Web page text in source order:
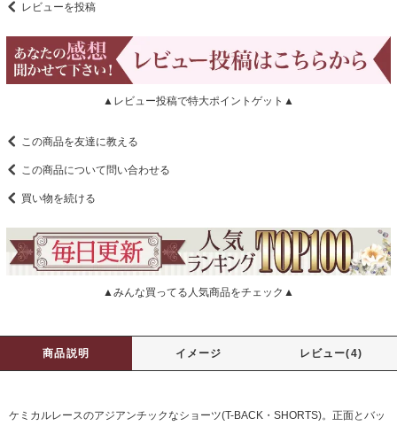
レビューを投稿
▲レビュー投稿で特大ポイントゲット▲
この商品を友達に教える
この商品について問い合わせる
買い物を続ける
▲みんな買ってる人気商品をチェック▲
商品説明 イメージ レビュー(4)
ケミカルレースのアジアンチックなショーツ(T-BACK・SHORTS)。正面とバッ